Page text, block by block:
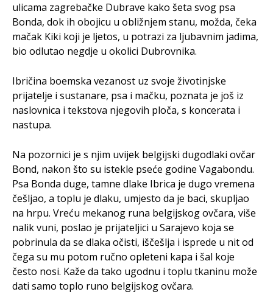
ulicama zagrebačke Dubrave kako šeta svog psa
Bonda, dok ih obojicu u obližnjem stanu, možda, čeka
mačak Kiki koji je ljetos, u potrazi za ljubavnim jadima,
bio odlutao negdje u okolici Dubrovnika.
Ibričina boemska vezanost uz svoje životinjske
prijatelje i sustanare, psa i mačku, poznata je još iz
naslovnica i tekstova njegovih ploča, s koncerata i
nastupa.
Na pozornici je s njim uvijek belgijski dugodlaki ovčar
Bond, nakon što su istekle pseće godine Vagabondu.
Psa Bonda duge, tamne dlake Ibrica je dugo vremena
češljao, a toplu je dlaku, umjesto da je baci, skupljao
na hrpu. Vreću mekanog runa belgijskog ovčara, više
nalik vuni, poslao je prijateljici u Sarajevo koja se
pobrinula da se dlaka očisti, iščešlja i isprede u nit od
čega su mu potom ručno opleteni kapa i šal koje
često nosi. Kaže da tako ugodnu i toplu tkaninu može
dati samo toplo runo belgijskog ovčara.